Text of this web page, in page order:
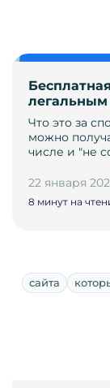
Что это за
можно
числе и "не
22 января
8 минут на
сайта